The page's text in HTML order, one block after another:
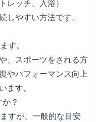
レッチ、入浴）
しやすい方法です。
す。
、スポーツをされる方
やパフォーマンス向上
ます。
？
すが、一般的な目安